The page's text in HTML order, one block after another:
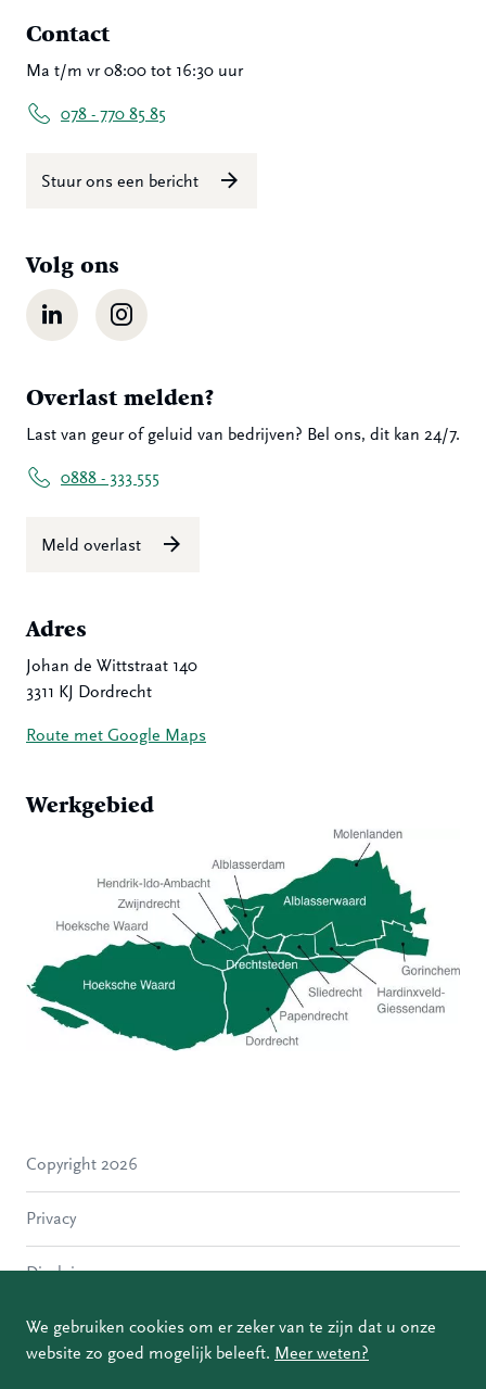
We gebruiken cookies om er zeker van te zijn dat u onze
website zo goed mogelijk beleeft. Meer weten?
Contact
Ma t/m vr 08:00 tot 16:30 uur
078 - 770 85 85
Stuur ons een bericht
Volg ons
LinkedIn Instagram
Overlast melden?
Last van geur of geluid van bedrijven? Bel ons, dit kan 24/7.
0888 - 333 555
Meld overlast
Adres
Johan de Wittstraat 140
3311 KJ Dordrecht
Route met Google Maps
Werkgebied
Molenlanden
Papendrecht
Copyright 2026
Privacy
Disclaimer
Coordinated Vulnerability Disclosure